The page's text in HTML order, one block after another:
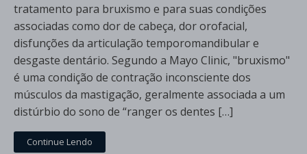
tratamento para bruxismo e para suas condições
associadas como dor de cabeça, dor orofacial,
disfunções da articulação temporomandibular e
desgaste dentário. Segundo a Mayo Clinic, "bruxismo"
é uma condição de contração inconsciente dos
músculos da mastigação, geralmente associada a um
distúrbio do sono de “ranger os dentes […]
Continue Lendo